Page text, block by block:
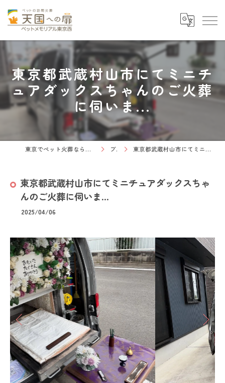
東京都武蔵村山市にてミニチ
ュアダックスちゃんのご火葬
に伺いま...
東京でペット火葬なら天国への扉 ペットメモリアル東京西 ブログ 東京都武蔵村山市にてミニチュアダックスちゃんのご火葬に伺いま...
東京都武蔵村山市にてミニチュアダックスちゃ
んのご火葬に伺いま...
2025/04/06